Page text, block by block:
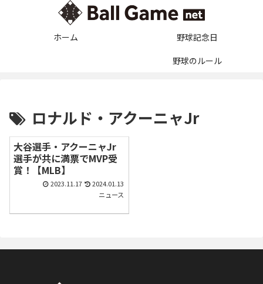
ホーム
野球記念日
野球のルール
ロナルド・アクーニャJr
大谷選手・アクーニャJr
選手が共に満票でMVP受
賞！【MLB】
2023.11.17
2024.01.13
ニュース